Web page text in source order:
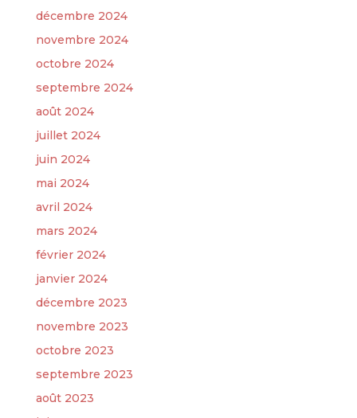
décembre 2024
novembre 2024
octobre 2024
septembre 2024
août 2024
juillet 2024
juin 2024
mai 2024
avril 2024
mars 2024
février 2024
janvier 2024
décembre 2023
novembre 2023
octobre 2023
septembre 2023
août 2023